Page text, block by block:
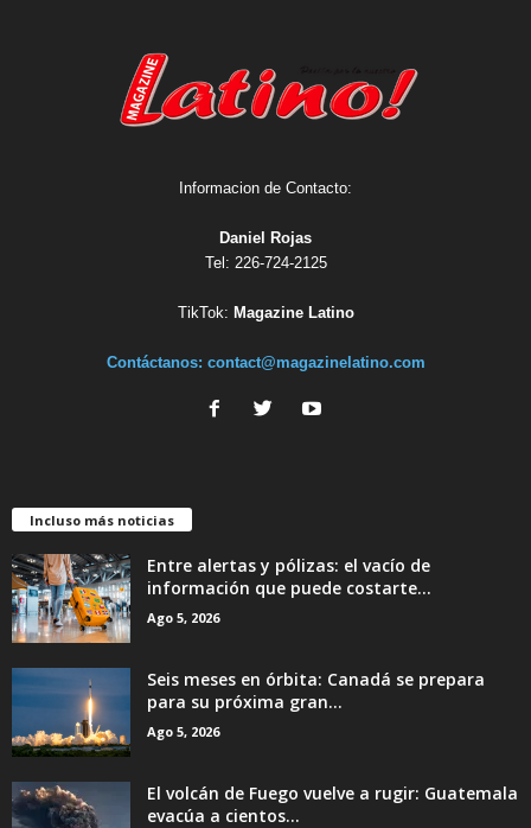
Informacion de Contacto:
Daniel Rojas
Tel: 226-724-2125
TikTok: Magazine Latino
Contáctanos: contact@magazinelatino.com
Incluso más noticias
Entre alertas y pólizas: el vacío de
información que puede costarte...
Ago 5, 2026
Seis meses en órbita: Canadá se prepara
para su próxima gran...
Ago 5, 2026
El volcán de Fuego vuelve a rugir: Guatemala
evacúa a cientos...